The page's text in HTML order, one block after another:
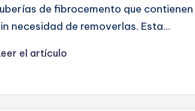
de fibrocemento que
necesidad de removerlas. Esta...
el artículo